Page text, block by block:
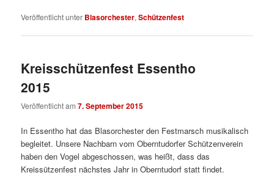
Veröffentlicht unter Blasorchester,Schützenfest
Kreisschützenfest Essentho
2015
Veröffentlicht am7. September 2015
In Essentho hat das Blasorchester den Festmarsch musikalisch
begleitet. Unsere Nachbarn vom Oberntudorfer Schützenverein
haben den Vogel abgeschossen, was heißt, dass das
Kreissützenfest nächstes Jahr in Oberntudorf statt findet.